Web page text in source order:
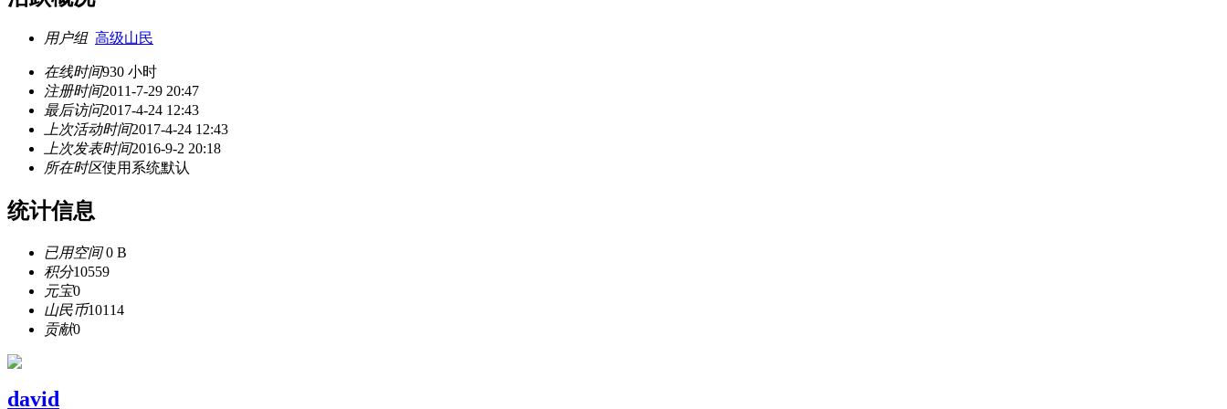
用户组 高级山民
在线时间930 小时
注册时间2011-7-29 20:47
最后访问2017-4-24 12:43
上次活动时间2017-4-24 12:43
上次发表时间2016-9-2 20:18
所在时区使用系统默认
统计信息
已用空间0 B
积分10559
元宝0
山民币10114
贡献0
david